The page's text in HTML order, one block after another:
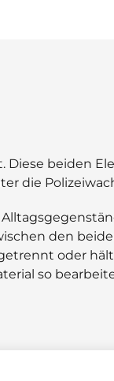
Diese beiden
die
den
oder
so